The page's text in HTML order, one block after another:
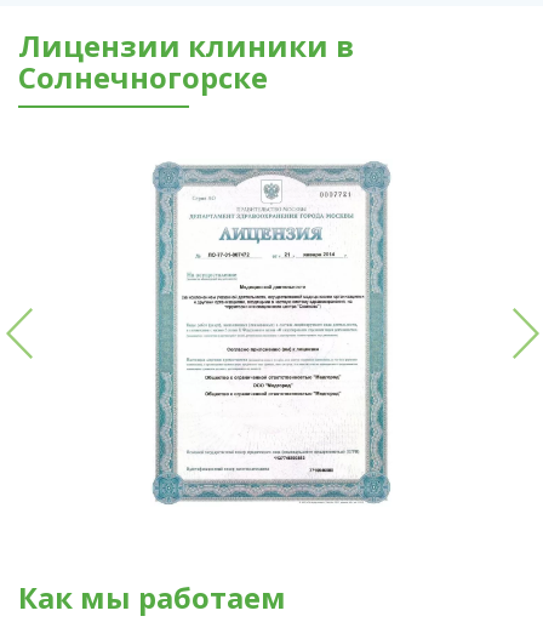
Лицензии клиники в
Солнечногорске
Как мы работаем